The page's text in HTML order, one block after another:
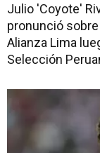
Julio 'Coyote'
pronunció
Alianza Lima
Selección